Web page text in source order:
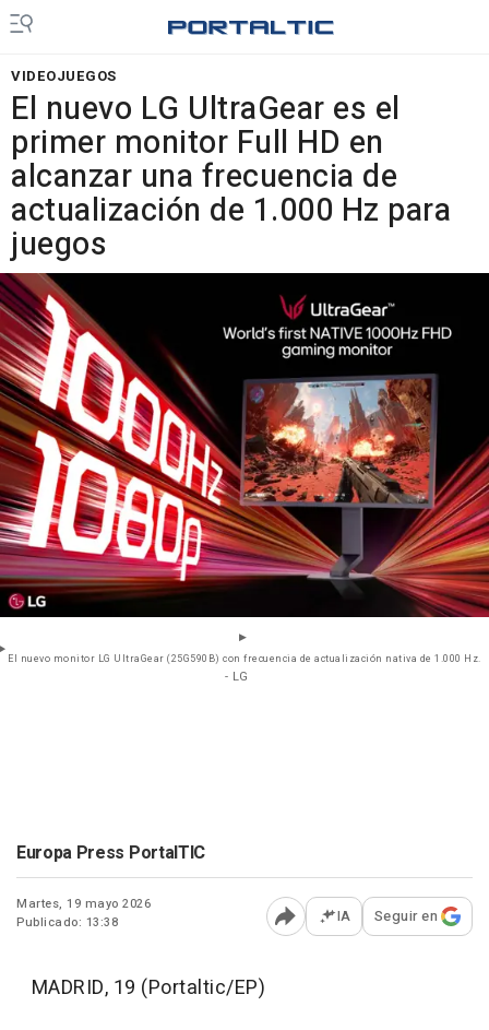
VIDEOJUEGOS
El nuevo LG UltraGear es el
primer monitor Full HD en
alcanzar una frecuencia de
actualización de 1.000 Hz para
juegos
El nuevo monitor LG UltraGear (25G590B) con frecuencia de actualización nativa de 1.000 Hz.
- LG
Europa Press PortalTIC
Martes, 19 mayo 2026
Publicado: 13:38
Abrir opciones para
IA Seguir en
MADRID, 19 (Portaltic/EP)